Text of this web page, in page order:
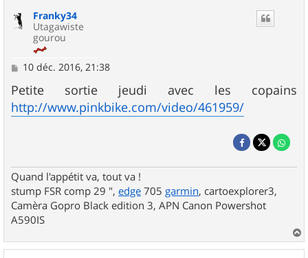
Franky34
Utagawiste
gourou
M
s
s
a
g
10 déc. 2016, 21:38
Petite sortie jeudi avec les copains
http://www.pinkbike.com/video/461959/
Quand l'appétit va, tout va !
stump FSR comp 29 ", edge 705 garmin, cartoexplorer3,
Camèra Gopro Black edition 3, APN Canon Powershot
A590IS
a